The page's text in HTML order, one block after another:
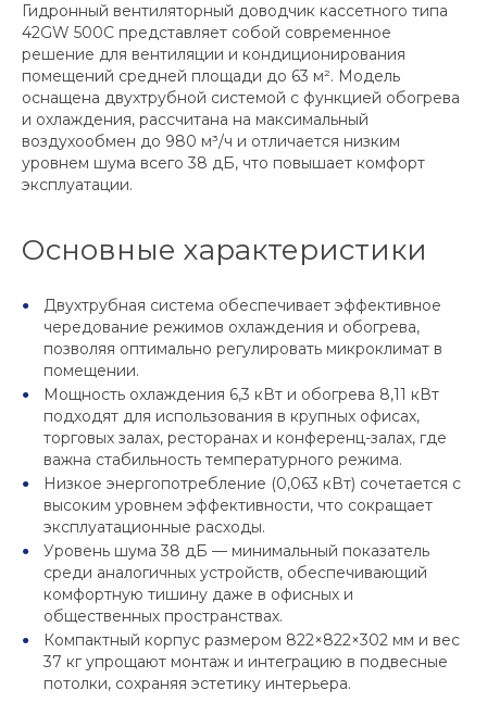
Гидронный вентиляторный доводчик кассетного типа
42GW 500C представляет собой современное
решение для вентиляции и кондиционирования
помещений средней площади до 63 м². Модель
оснащена двухтрубной системой с функцией обогрева
и охлаждения, рассчитана на максимальный
воздухообмен до 980 м³/ч и отличается низким
уровнем шума всего 38 дБ, что повышает комфорт
эксплуатации.
Основные характеристики
Двухтрубная система обеспечивает эффективное
чередование режимов охлаждения и обогрева,
позволяя оптимально регулировать микроклимат в
помещении.
Мощность охлаждения 6,3 кВт и обогрева 8,11 кВт
подходят для использования в крупных офисах,
торговых залах, ресторанах и конференц-залах, где
важна стабильность температурного режима.
Низкое энергопотребление (0,063 кВт) сочетается с
высоким уровнем эффективности, что сокращает
эксплуатационные расходы.
Уровень шума 38 дБ — минимальный показатель
среди аналогичных устройств, обеспечивающий
комфортную тишину даже в офисных и
общественных пространствах.
Компактный корпус размером 822×822×302 мм и вес
37 кг упрощают монтаж и интеграцию в подвесные
потолки, сохраняя эстетику интерьера.